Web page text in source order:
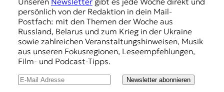
persönlich von der Redaktion in dein Mail-
Postfach: mit den Themen der Woche aus
Russland, Belarus und zum Krieg in der Ukraine
sowie zahlreichen Veranstaltungshinweisen, Musik
aus unseren Fokusregionen, Leseempfehlungen,
Film- und Podcast-Tipps.
Newsletter abonnieren